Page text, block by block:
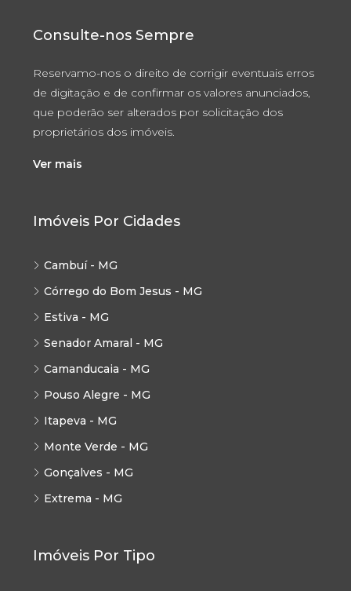
Consulte-nos Sempre
Reservamo-nos o direito de corrigir eventuais erros
de digitação e de confirmar os valores anunciados,
que poderão ser alterados por solicitação dos
proprietários dos imóveis.
Ver mais
Imóveis Por Cidades
Cambuí - MG
Córrego do Bom Jesus - MG
Estiva - MG
Senador Amaral - MG
Camanducaia - MG
Pouso Alegre - MG
Itapeva - MG
Monte Verde - MG
Gonçalves - MG
Extrema - MG
Imóveis Por Tipo